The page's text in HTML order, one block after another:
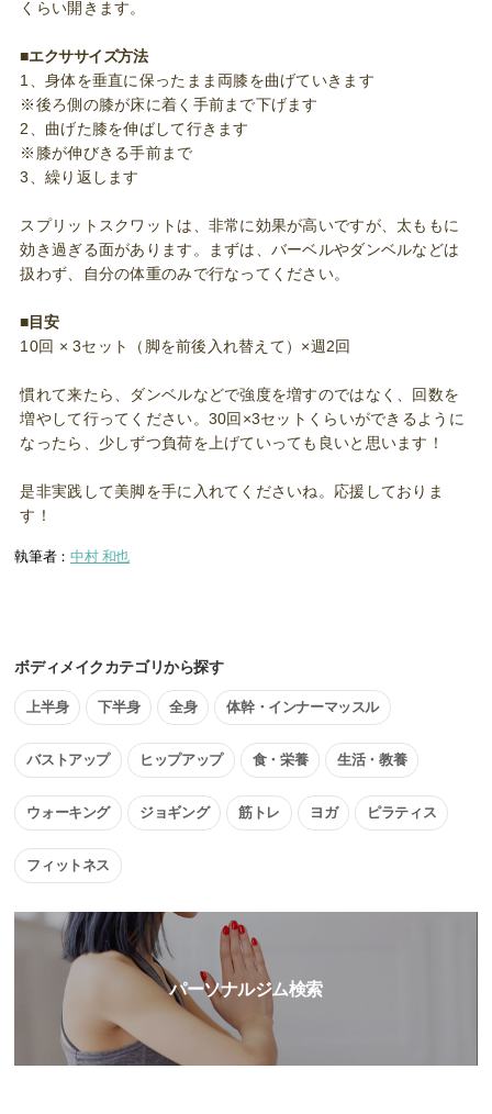
くらい開きます。
■エクササイズ方法
1、身体を垂直に保ったまま両膝を曲げていきます
※後ろ側の膝が床に着く手前まで下げます
2、曲げた膝を伸ばして行きます
※膝が伸びきる手前まで
3、繰り返します
スプリットスクワットは、非常に効果が高いですが、太ももに
効き過ぎる面があります。まずは、バーベルやダンベルなどは
扱わず、自分の体重のみで行なってください。
■目安
10回 × 3セット（脚を前後入れ替えて）×週2回
慣れて来たら、ダンベルなどで強度を増すのではなく、回数を
増やして行ってください。30回×3セットくらいができるように
なったら、少しずつ負荷を上げていっても良いと思います！
是非実践して美脚を手に入れてくださいね。応援しておりま
す！
執筆者： 中村 和也
ボディメイクカテゴリから探す
上半身 下半身 全身 体幹・インナーマッスル
バストアップ ヒップアップ 食・栄養 生活・教養
ウォーキング ジョギング 筋トレ ヨガ ピラティス
フィットネス
パーソナルジム検索